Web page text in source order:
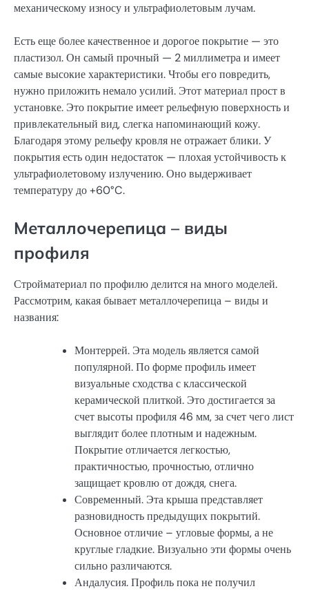
механическому износу и ультрафиолетовым лучам.
Есть еще более качественное и дорогое покрытие — это
пластизол. Он самый прочный — 2 миллиметра и имеет
самые высокие характеристики. Чтобы его повредить,
нужно приложить немало усилий. Этот материал прост в
установке. Это покрытие имеет рельефную поверхность и
привлекательный вид, слегка напоминающий кожу.
Благодаря этому рельефу кровля не отражает блики. У
покрытия есть один недостаток — плохая устойчивость к
ультрафиолетовому излучению. Оно выдерживает
температуру до +60°C.
Металлочерепица – виды
профиля
Стройматериал по профилю делится на много моделей.
Рассмотрим, какая бывает металлочерепица – виды и
названия:
Монтеррей. Эта модель является самой
популярной. По форме профиль имеет
визуальные сходства с классической
керамической плиткой. Это достигается за
счет высоты профиля 46 мм, за счет чего лист
выглядит более плотным и надежным.
Покрытие отличается легкостью,
практичностью, прочностью, отлично
защищает кровлю от дождя, снега.
Современный. Эта крыша представляет
разновидность предыдущих покрытий.
Основное отличие – угловые формы, а не
круглые гладкие. Визуально эти формы очень
сильно различаются.
Андалусия. Профиль пока не получил